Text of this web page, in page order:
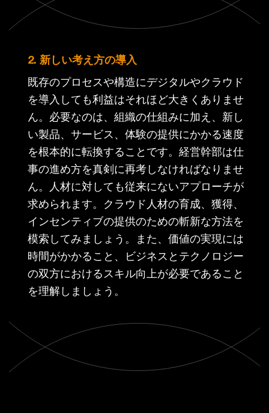
2. 新しい考え方の導入
既存のプロセスや構造にデジタルやクラウド
を導入しても利益はそれほど大きくありませ
ん。必要なのは、組織の仕組みに加え、新し
い製品、サービス、体験の提供にかかる速度
を根本的に転換することです。経営幹部は仕
事の進め方を真剣に再考しなければなりませ
ん。人材に対しても従来にないアプローチが
求められます。クラウド人材の育成、獲得、
インセンティブの提供のための斬新な方法を
模索してみましょう。また、価値の実現には
時間がかかること、ビジネスとテクノロジー
の双方におけるスキル向上が必要であること
を理解しましょう。